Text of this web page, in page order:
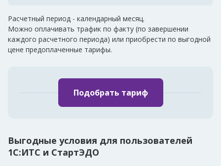
Расчетный период - календарный месяц.
Можно оплачивать трафик по факту (по завершении
каждого расчетного периода) или приобрести по выгодной
цене предоплаченные тарифы.
Подобрать тариф
Выгодные условия для пользователей
1С:ИТС и СтартЭДО